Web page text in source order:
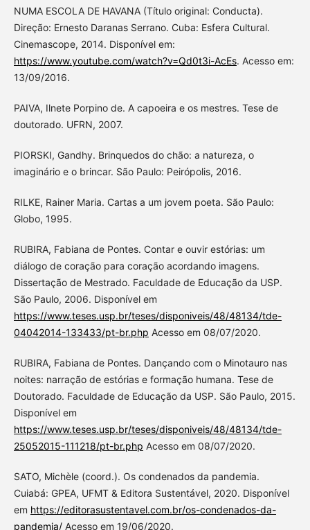
NUMA ESCOLA DE HAVANA (Título original: Conducta).
Direção: Ernesto Daranas Serrano. Cuba: Esfera Cultural.
Cinemascope, 2014. Disponível em:
https://www.youtube.com/watch?v=Qd0t3i-AcEs. Acesso em:
13/09/2016.
PAIVA, Ilnete Porpino de. A capoeira e os mestres. Tese de
doutorado. UFRN, 2007.
PIORSKI, Gandhy. Brinquedos do chão: a natureza, o
imaginário e o brincar. São Paulo: Peirópolis, 2016.
RILKE, Rainer Maria. Cartas a um jovem poeta. São Paulo:
Globo, 1995.
RUBIRA, Fabiana de Pontes. Contar e ouvir estórias: um
diálogo de coração para coração acordando imagens.
Dissertação de Mestrado. Faculdade de Educação da USP.
São Paulo, 2006. Disponível em
https://www.teses.usp.br/teses/disponiveis/48/48134/tde-
04042014-133433/pt-br.php Acesso em 08/07/2020.
RUBIRA, Fabiana de Pontes. Dançando com o Minotauro nas
noites: narração de estórias e formação humana. Tese de
Doutorado. Faculdade de Educação da USP. São Paulo, 2015.
Disponível em
https://www.teses.usp.br/teses/disponiveis/48/48134/tde-
25052015-111218/pt-br.php Acesso em 08/07/2020.
SATO, Michèle (coord.). Os condenados da pandemia.
Cuiabá: GPEA, UFMT & Editora Sustentável, 2020. Disponível
em https://editorasustentavel.com.br/os-condenados-da-
pandemia/Acesso em 19/06/2020.